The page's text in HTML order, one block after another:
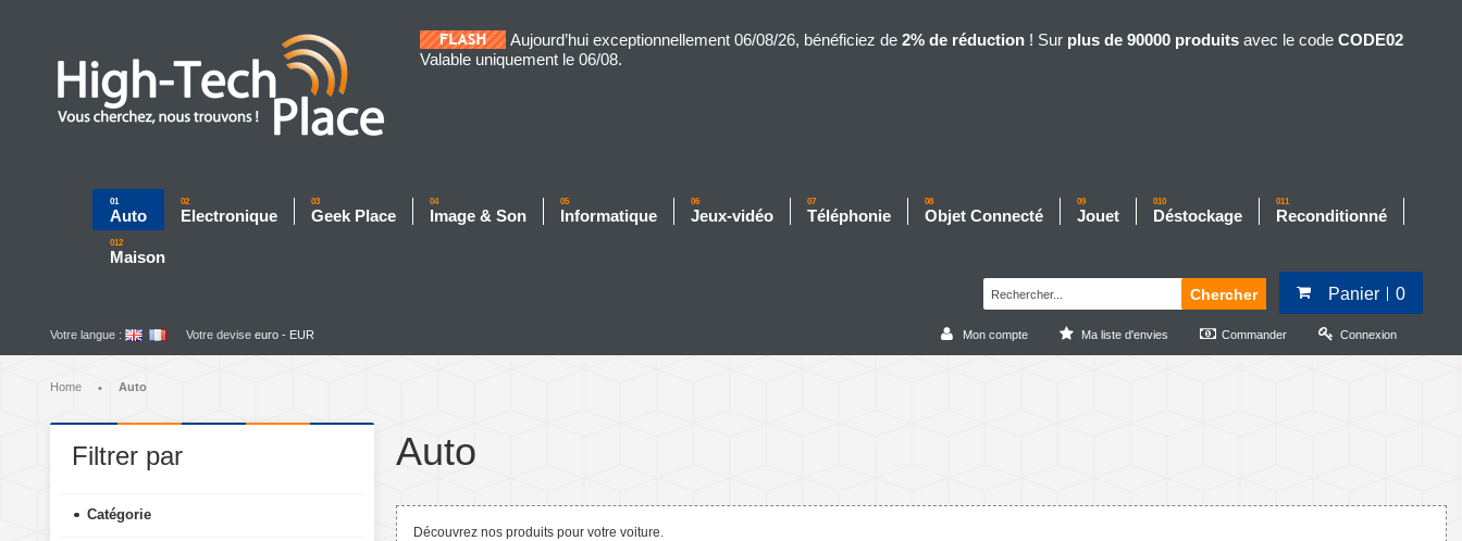
Aujourd’hui exceptionnellement 06/08/26, bénéficiez de 2% de réduction ! Sur plus de 90000 produits avec le code CODE02
Valable uniquement le 06/08.
01
Auto
02
Electronique
03
Geek Place
04
Image & Son
05
Informatique
06
Jeux-vidéo
07
Téléphonie
08
Objet Connecté
09
Jouet
010
Déstockage
011
Reconditionné
012
Maison
Panier
0
Chercher
Mon compte Ma liste d'envies Commander Connexion
Votre langue : Votre devise euro - EUR
Home • Auto
Auto
Découvrez nos produits pour votre voiture.
Filtrer par
Catégorie